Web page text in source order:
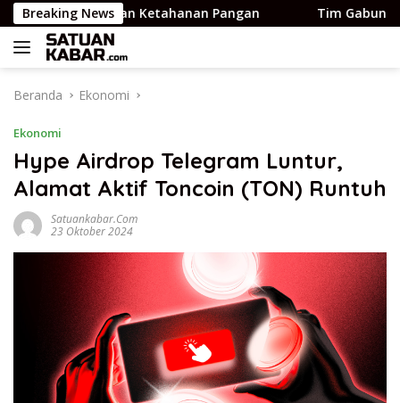
Langsung
ke
konten
Breaking NewsKetahanan Pangan Tim Gabungan
Beranda Ekonomi
Ekonomi
Hype Airdrop Telegram Luntur,
Alamat Aktif Toncoin (TON) Runtuh
Satuankabar.com
23 Oktober 2024